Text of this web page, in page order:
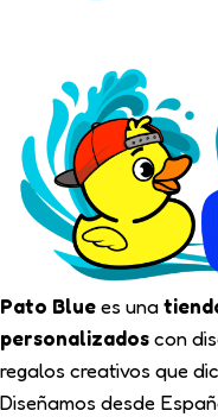
Pato Bluees una
personalizadoscon
regalos creativos que
Diseñamos desde